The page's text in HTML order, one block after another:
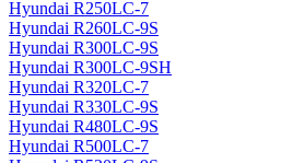
Hyundai R250LC-7
Hyundai R260LC-9S
Hyundai R300LC-9S
Hyundai R300LC-9SH
Hyundai R320LC-7
Hyundai R330LC-9S
Hyundai R480LC-9S
Hyundai R500LC-7